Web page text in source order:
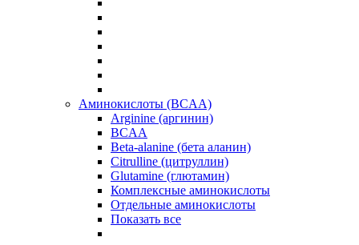
Аминокислоты (BCAA)
Arginine (аргинин)
BCAA
Beta-alanine (бета аланин)
Citrulline (цитруллин)
Glutamine (глютамин)
Комплексные аминокислоты
Отдельные аминокислоты
Показать все